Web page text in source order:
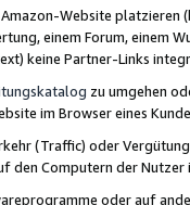
Website
einem Forum, einem
keine Partner-Links
zu umgehen
im Browser eines
(Traffic) oder
den Computern der
oder auf